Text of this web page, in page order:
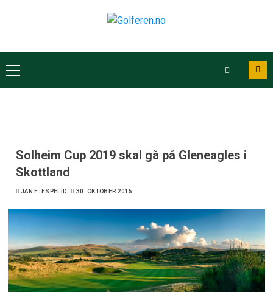
Solheim Cup 2019 skal gå på Gleneagles i
Skottland
JAN E. ESPELID 30. OKTOBER 2015